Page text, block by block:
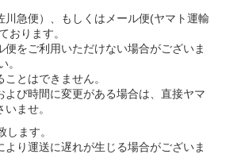
川急便）、もしくはメール便(ヤマト運輸
おります。
をご利用いただけない場合がございま
。
とはできません。
よび時間に変更がある場合は、直接ヤマ
ませ。
ます。
より運送に遅れが生じる場合がございま